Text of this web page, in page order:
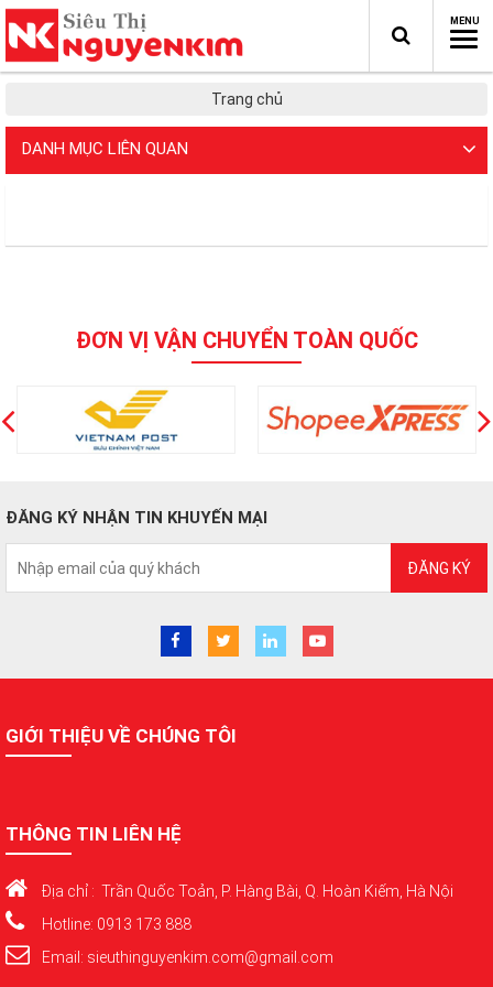
Trang chủ
DANH MỤC LIÊN QUAN
ĐƠN VỊ VẬN CHUYỂN TOÀN QUỐC
ĐĂNG KÝ NHẬN TIN KHUYẾN MẠI
ĐĂNG KÝ
GIỚI THIỆU VỀ CHÚNG TÔI
THÔNG TIN LIÊN HỆ
Địa chỉ : Trần Quốc Toản, P. Hàng Bài, Q. Hoàn Kiếm, Hà Nội
Hotline: 0913 173 888
Email: sieuthinguyenkim.com@gmail.com